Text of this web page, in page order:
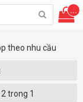
...
theo nhu cầu
trong 1